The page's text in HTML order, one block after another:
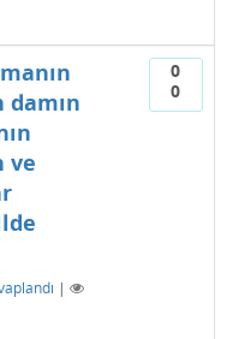
0
0
ve
|